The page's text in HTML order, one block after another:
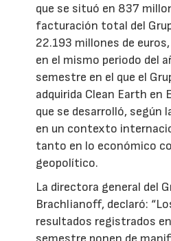
que se situó en 837
facturación total del
22.193 millones de
en el mismo periodo del
semestre en el que el
adquirida Clean Earth en
que se desarrolló, según
en un contexto
tanto en lo económico
geopolítico.
La directora general del
Brachlianoff, declaró:
resultados registrados